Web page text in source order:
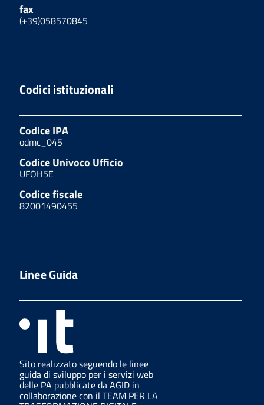
fax
(+39)058570845
Codici istituzionali
Codice IPA
odmc_045
Codice Univoco Ufficio
UFOH5E
Codice fiscale
82001490455
Linee Guida
Sito realizzato seguendo le linee
guida di sviluppo per i servizi web
delle PA pubblicate da AGID in
collaborazione con il TEAM PER LA